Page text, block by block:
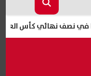
كيفية كأس العالم